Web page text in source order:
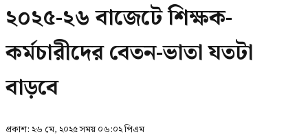
২০২৫-২৬ বাজেটে শিক্ষক-
কর্মচারীদের বেতন-ভাতা যতটা
বাড়বে
প্রকাশ: ২৬ মে, ২০২৫ সময় ০৬:০২ পিএম